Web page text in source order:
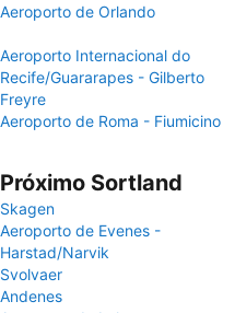
Aeroporto de Orlando
Aeroporto Internacional do
Recife/Guararapes - Gilberto
Freyre
Aeroporto de Roma - Fiumicino
Próximo Sortland
Skagen
Aeroporto de Evenes -
Harstad/Narvik
Svolvaer
Andenes